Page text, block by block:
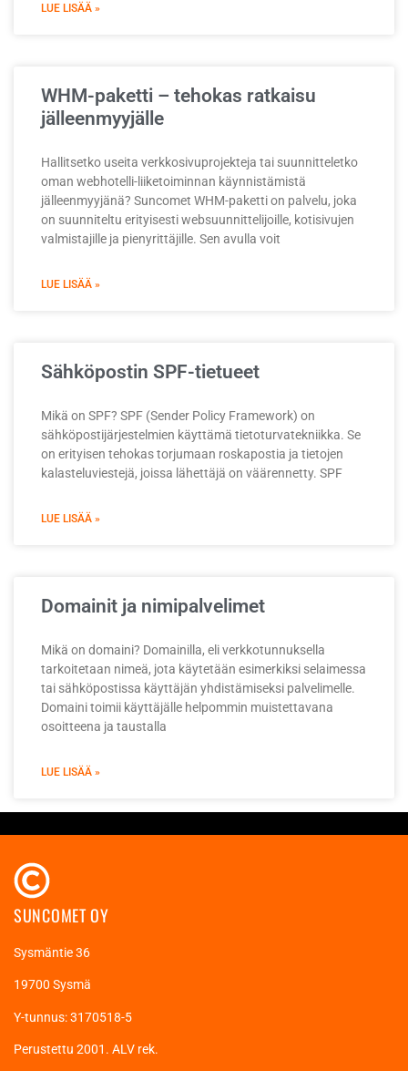
LUE LISÄÄ »
WHM-paketti – tehokas ratkaisu
jälleenmyyjälle
Hallitsetko useita verkkosivuprojekteja tai suunnitteletko
oman webhotelli-liiketoiminnan käynnistämistä
jälleenmyyjänä? Suncomet WHM-paketti on palvelu, joka
on suunniteltu erityisesti websuunnittelijoille, kotisivujen
valmistajille ja pienyrittäjille. Sen avulla voit
LUE LISÄÄ »
Sähköpostin SPF-tietueet
Mikä on SPF? SPF (Sender Policy Framework) on
sähköpostijärjestelmien käyttämä tietoturvatekniikka. Se
on erityisen tehokas torjumaan roskapostia ja tietojen
kalasteluviestejä, joissa lähettäjä on väärennetty. SPF
LUE LISÄÄ »
Domainit ja nimipalvelimet
Mikä on domaini? Domainilla, eli verkkotunnuksella
tarkoitetaan nimeä, jota käytetään esimerkiksi selaimessa
tai sähköpostissa käyttäjän yhdistämiseksi palvelimelle.
Domaini toimii käyttäjälle helpommin muistettavana
osoitteena ja taustalla
LUE LISÄÄ »
SUNCOMET OY
Sysmäntie 36
19700 Sysmä
Y-tunnus: 3170518-5
Perustettu 2001. ALV rek.